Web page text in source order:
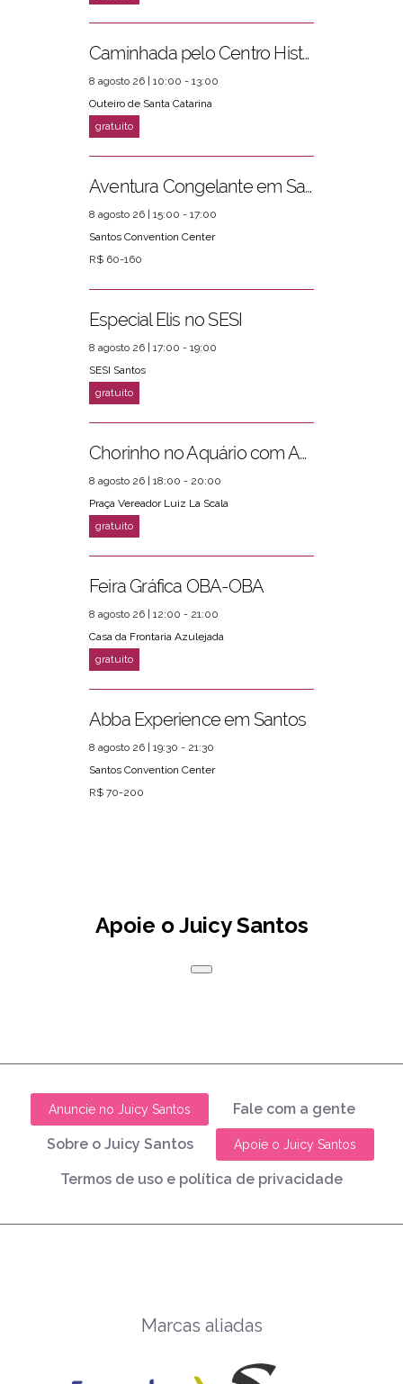
Caminhada pelo Centro Histórico
8 agosto 26 | 10:00 - 13:00
Outeiro de Santa Catarina
Aventura Congelante em Santos
8 agosto 26 | 15:00 - 17:00
Santos Convention Center
R$ 60-160
Especial Elis no SESI
8 agosto 26 | 17:00 - 19:00
SESI Santos
Chorinho no Aquário com Amigos da Música e Mari Torres
8 agosto 26 | 18:00 - 20:00
Praça Vereador Luiz La Scala
Feira Gráfica OBA-OBA
8 agosto 26 | 12:00 - 21:00
Casa da Frontaria Azulejada
Abba Experience em Santos
8 agosto 26 | 19:30 - 21:30
Santos Convention Center
R$ 70-200
Apoie o Juicy Santos
Anuncie no Juicy Santos Fale com a gente
Sobre o Juicy Santos Apoie o Juicy Santos
Termos de uso e política de privacidade
Marcas aliadas